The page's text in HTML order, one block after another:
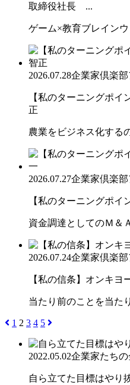
取締役社長 ...
ゲーム×教育ブレイン
2026.07.28企業家倶楽
【私のターニングポ
正
農業をビジネス化する
2026.07.27企業家倶楽
【私のターニングポ
資金調達としてのＭ＆
2026.07.24企業家倶楽
【私の信条】オンキ
当たり前のことを当た
1 2 3 4 5
2022.05.02企業家たち
自ら立てた目標はやり